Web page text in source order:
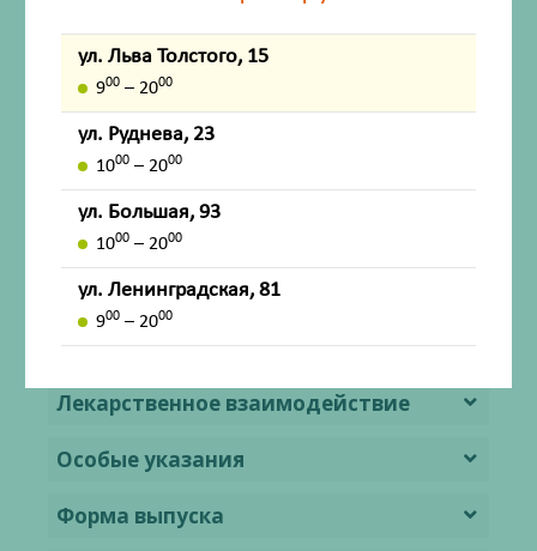
Показания
Противопоказания
Применение при беременности и в
период грудного вскармливания
Способ применения и дозы
Побочное действие
Передозировка
Лекарственное взаимодействие
Особые указания
Форма выпуска
ул. Льва Толстого, 15
900 – 2000
ул. Руднева, 23
1000 – 2000
ул. Большая, 93
1000 – 2000
ул. Ленинградская, 81
900 – 2000